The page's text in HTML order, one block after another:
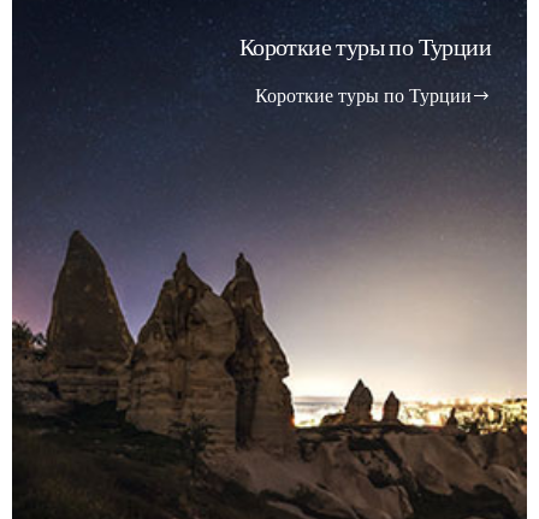
Короткие туры по Турции
Короткие туры по Турции